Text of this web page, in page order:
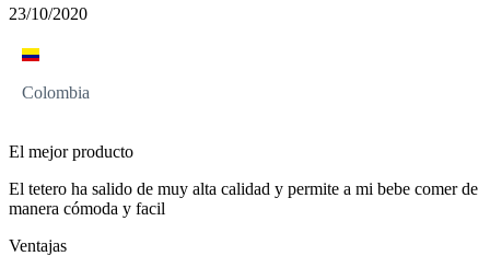
23/10/2020
Colombia
El mejor producto
El tetero ha salido de muy alta calidad y permite a mi bebe comer de
manera cómoda y facil
Ventajas